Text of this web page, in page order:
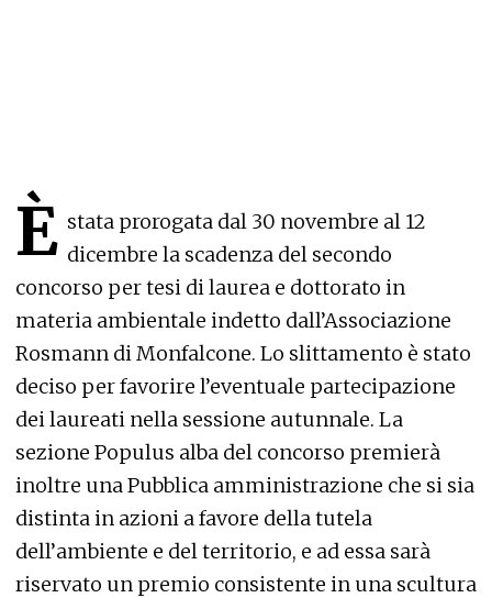
È stata prorogata dal 30 novembre al 12
dicembre la scadenza del secondo
concorso per tesi di laurea e dottorato in
materia ambientale indetto dall’Associazione
Rosmann di Monfalcone. Lo slittamento è stato
deciso per favorire l’eventuale partecipazione
dei laureati nella sessione autunnale. La
sezione Populus alba del concorso premierà
inoltre una Pubblica amministrazione che si sia
distinta in azioni a favore della tutela
dell’ambiente e del territorio, e ad essa sarà
riservato un premio consistente in una scultura